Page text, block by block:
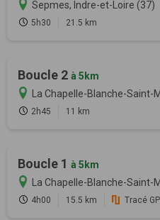
Sepmes, Indre-et-Loire (37)
5h30 21.5 km
Boucle 2 à 5km
La Chapelle-Blanche-Saint-
2h45 11 km
Boucle 1 à 5km
La Chapelle-Blanche-Saint-
4h00 15.5 km Tracé